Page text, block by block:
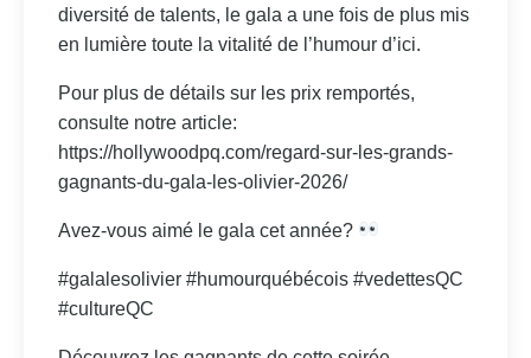
diversité de talents, le gala a une fois de plus mis
en lumière toute la vitalité de l’humour d’ici.
Pour plus de détails sur les prix remportés,
consulte notre article:
https://hollywoodpq.com/regard-sur-les-grands-
gagnants-du-gala-les-olivier-2026/
Avez-vous aimé le gala cet année?
#galalesolivier #humourquébécois #vedettesQC
#cultureQC